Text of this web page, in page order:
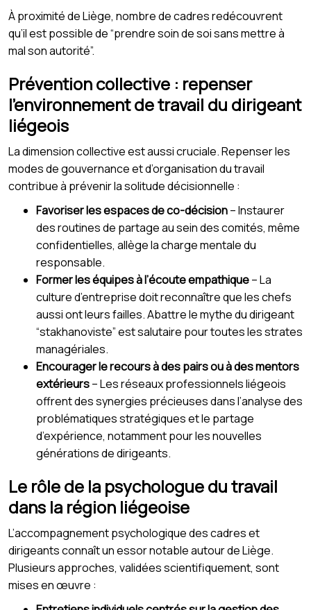
À proximité de Liège, nombre de cadres redécouvrent
qu’il est possible de “prendre soin de soi sans mettre à
mal son autorité”.
Prévention collective : repenser
l’environnement de travail du dirigeant
liégeois
La dimension collective est aussi cruciale. Repenser les
modes de gouvernance et d’organisation du travail
contribue à prévenir la solitude décisionnelle :
Favoriser les espaces de co-décision– Instaurer
des routines de partage au sein des comités, même
confidentielles, allège la charge mentale du
responsable.
Former les équipes à l’écoute empathique– La
culture d’entreprise doit reconnaître que les chefs
aussi ont leurs failles. Abattre le mythe du dirigeant
“stakhanoviste” est salutaire pour toutes les strates
managériales.
Encourager le recours à des pairs ou à des mentors
extérieurs– Les réseaux professionnels liégeois
offrent des synergies précieuses dans l’analyse des
problématiques stratégiques et le partage
d’expérience, notamment pour les nouvelles
générations de dirigeants.
Le rôle de la psychologue du travail
dans la région liégeoise
L’accompagnement psychologique des cadres et
dirigeants connaît un essor notable autour de Liège.
Plusieurs approches, validées scientifiquement, sont
mises en œuvre :